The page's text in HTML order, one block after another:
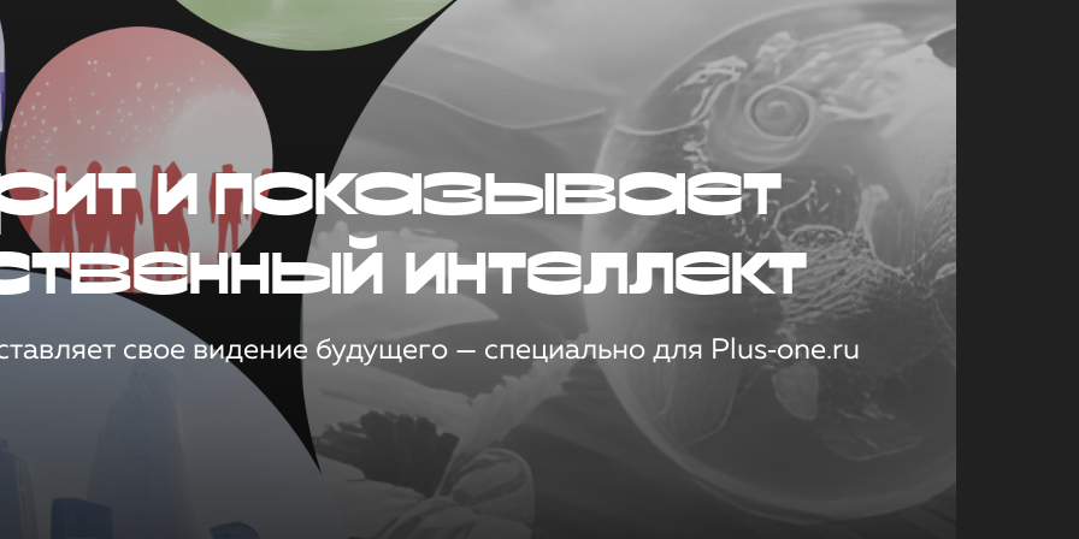
и показывает
интеллект
свое видение будущего — специально для Plus‑one.ru